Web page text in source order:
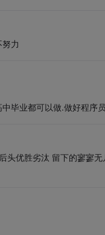
力
毕业都可以做.做好程序
头优胜劣汰 留下的寥寥无